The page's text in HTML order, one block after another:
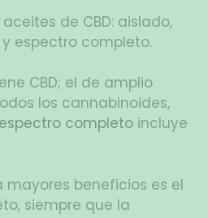
de CBD: aislado,
espectro completo.
CBD; el de amplio
los cannabinoides,
espectro completo incluye
mayores beneficios es el
siempre que la